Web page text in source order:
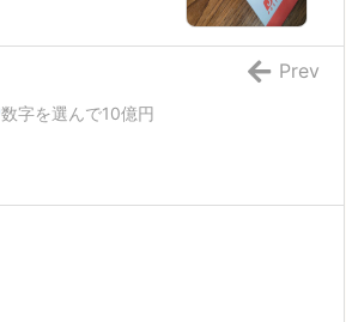
数字を選んで10億円
Prev